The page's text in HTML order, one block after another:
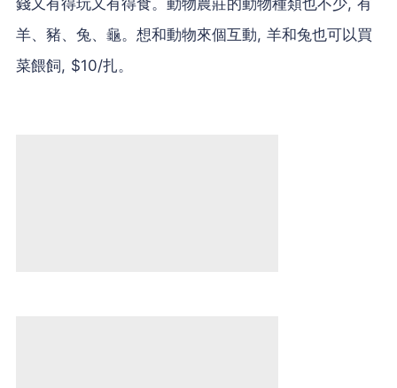
錢又有得玩又有得食。動物農莊的動物種類也不少, 有
羊、豬、兔、龜。想和動物來個互動, 羊和兔也可以買
菜餵飼, $10/扎。